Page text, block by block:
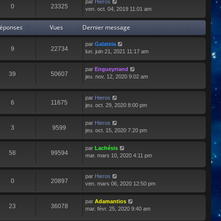
0 23325
par Hieros
ven. oct. 04, 2019 11:01 am
Vues Dernier message
9 22734
par Galateia
lun. juin 21, 2021 11:17 am
39 50607
par Engueyrrand
jeu. nov. 12, 2020 9:02 am
6 11675
par Hieros
jeu. oct. 29, 2020 8:00 pm
3 9599
par Hieros
jeu. oct. 15, 2020 7:20 pm
58 99594
par Lachésis
mar. mars 10, 2020 4:11 pm
0 20897
par Hieros
ven. mars 06, 2020 12:50 pm
23 36078
par Adamantios
mar. févr. 25, 2020 9:40 am